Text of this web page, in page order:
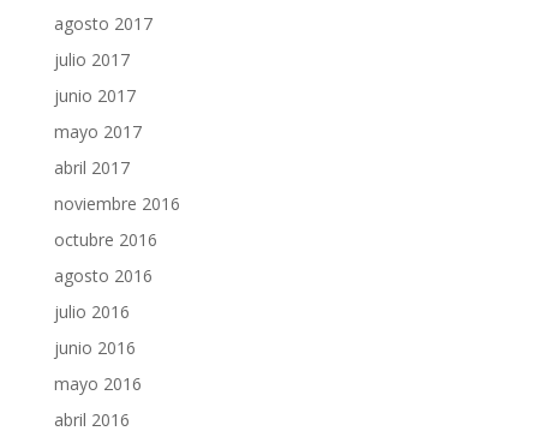
agosto 2017
julio 2017
junio 2017
mayo 2017
abril 2017
noviembre 2016
octubre 2016
agosto 2016
julio 2016
junio 2016
mayo 2016
abril 2016